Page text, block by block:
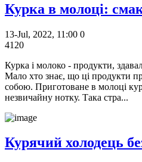
Курка в молоці:
13-Jul, 2022, 11:00 0
4120
Курка і молоко - продукти,
Мало хто знає, що ці продукти
собою. Приготоване в молоці
незвичайну нотку. Така стра...
Курячий холодець